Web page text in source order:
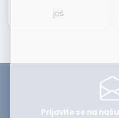
još
Prijavite se na našu